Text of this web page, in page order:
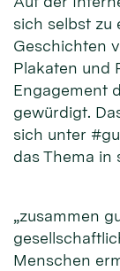
sich selbst zu
Geschichten
Plakaten und
Engagement
gewürdigt.
sich unter
das Thema in
„zusammen
Menschen